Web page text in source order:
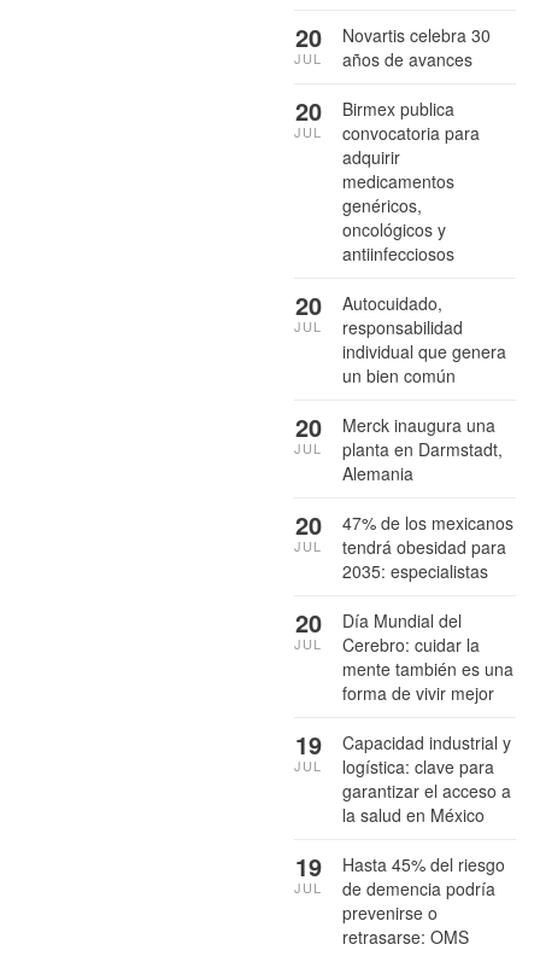
Novartis celebra 30
años de avances
20
JUL
Birmex publica
convocatoria para
adquirir
medicamentos
genéricos,
oncológicos y
antiinfecciosos
20
JUL
Autocuidado,
responsabilidad
individual que genera
un bien común
20
JUL
Merck inaugura una
planta en Darmstadt,
Alemania
20
JUL
47% de los mexicanos
tendrá obesidad para
2035: especialistas
20
JUL
Día Mundial del
Cerebro: cuidar la
mente también es una
forma de vivir mejor
20
JUL
Capacidad industrial y
logística: clave para
garantizar el acceso a
la salud en México
19
JUL
Hasta 45% del riesgo
de demencia podría
prevenirse o
retrasarse: OMS
19
JUL